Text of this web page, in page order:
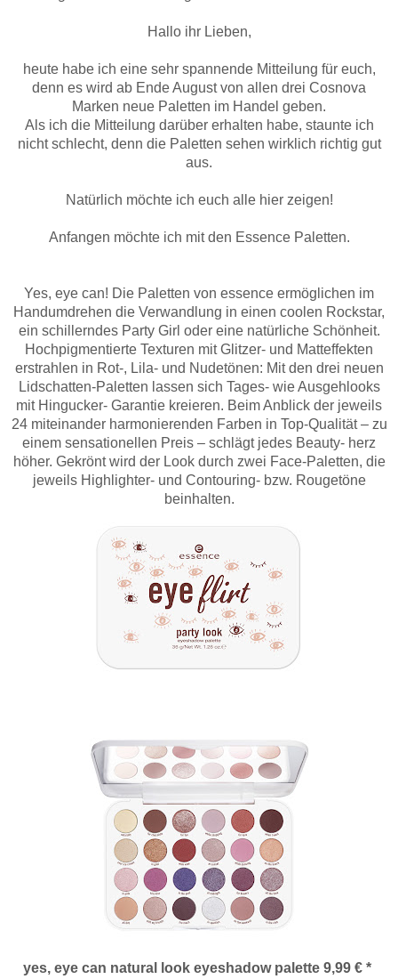
Hallo ihr Lieben,
heute habe ich eine sehr spannende Mitteilung für euch,
denn es wird ab Ende August von allen drei Cosnova
Marken neue Paletten im Handel geben.
Als ich die Mitteilung darüber erhalten habe, staunte ich
nicht schlecht, denn die Paletten sehen wirklich richtig gut
aus.
Natürlich möchte ich euch alle hier zeigen!
Anfangen möchte ich mit den Essence Paletten.
Yes, eye can! Die Paletten von essence ermöglichen im
Handumdrehen die Verwandlung in einen coolen Rockstar,
ein schillerndes Party Girl oder eine natürliche Schönheit.
Hochpigmentierte Texturen mit Glitzer- und Matteffekten
erstrahlen in Rot-, Lila- und Nudetönen: Mit den drei neuen
Lidschatten-Paletten lassen sich Tages- wie Ausgehlooks
mit Hingucker- Garantie kreieren. Beim Anblick der jeweils
24 miteinander harmonierenden Farben in Top-Qualität – zu
einem sensationellen Preis – schlägt jedes Beauty- herz
höher. Gekrönt wird der Look durch zwei Face-Paletten, die
jeweils Highl ighter- und Contouring- bzw. Rougetöne
beinhalten.
yes, eye can natural look eyeshadow palette 9,99 € *